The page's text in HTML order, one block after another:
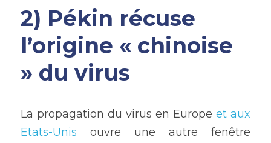
2) Pékin récuse
l’origine « chinoise
» du virus
La propagation du virus en Europe et aux
Etats-Unis ouvre une autre fenêtre